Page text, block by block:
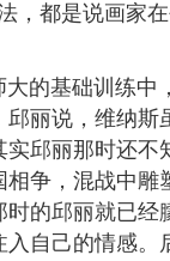
，都是说画家
的基础训练
丽说，维纳
邱丽那时还不
争，混战中
的邱丽就已
自己的情感